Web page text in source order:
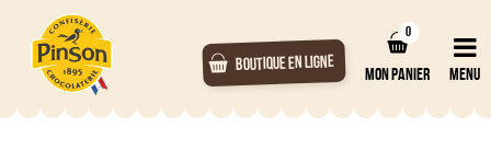
BOUTIQUE EN LIGNE
MON PANIER
0
MENU